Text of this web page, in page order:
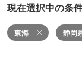
現在選択中の条
東海 静岡